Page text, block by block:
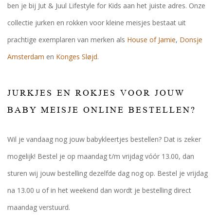
ben je bij Jut & Juul Lifestyle for Kids aan het juiste adres. Onze
collectie jurken en rokken voor kleine meisjes bestaat uit
prachtige exemplaren van merken als House of Jamie, Donsje
Amsterdam en Konges Sløjd.
JURKJES EN ROKJES VOOR JOUW
BABY MEISJE ONLINE BESTELLEN?
Wil je vandaag nog jouw babykleertjes bestellen? Dat is zeker
mogelijk! Bestel je op maandag t/m vrijdag vóór 13.00, dan
sturen wij jouw bestelling dezelfde dag nog op. Bestel je vrijdag
na 13.00 u of in het weekend dan wordt je bestelling direct
maandag verstuurd.